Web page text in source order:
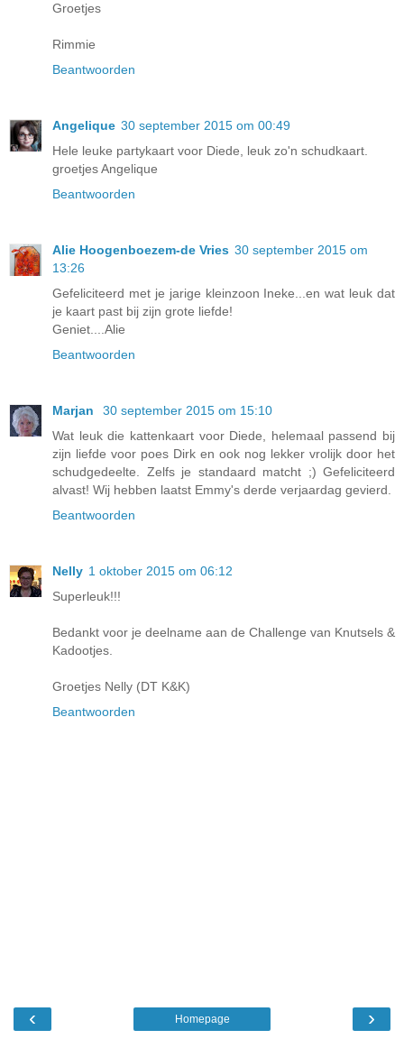
Groetjes
Rimmie
Beantwoorden
Angelique 30 september 2015 om 00:49
Hele leuke partykaart voor Diede, leuk zo'n schudkaart.
groetjes Angelique
Beantwoorden
Alie Hoogenboezem-de Vries 30 september 2015 om
13:26
Gefeliciteerd met je jarige kleinzoon Ineke...en wat leuk dat
je kaart past bij zijn grote liefde!
Geniet....Alie
Beantwoorden
Marjan
30 september 2015 om 15:10
Wat leuk die kattenkaart voor Diede, helemaal passend bij
zijn liefde voor poes Dirk en ook nog lekker vrolijk door het
schudgedeelte. Zelfs je standaard matcht ;) Gefeliciteerd
alvast! Wij hebben laatst Emmy's derde verjaardag gevierd.
Beantwoorden
Nelly 1 oktober 2015 om 06:12
Superleuk!!!
Bedankt voor je deelname aan de Challenge van Knutsels &
Kadootjes.
Groetjes Nelly (DT K&K)
Beantwoorden
‹ ›
Homepage